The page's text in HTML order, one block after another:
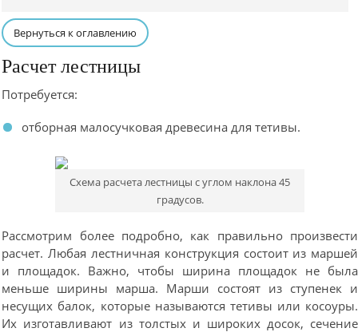
Вернуться к оглавлению
Расчет лестницы
Потребуется:
отборная малосучковая древесина для тетивы.
Схема расчета лестницы с углом наклона 45
градусов.
Рассмотрим более подробно, как правильно произвести
расчет. Любая лестничная конструкция состоит из маршей
и площадок. Важно, чтобы ширина площадок не была
меньше ширины марша. Марши состоят из ступенек и
несущих балок, которые называются тетивы или косоуры.
Их изготавливают из толстых и широких досок, сечение